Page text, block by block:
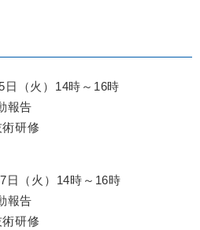
（火）14時～16時
報告
修
（火）14時～16時
報告
修